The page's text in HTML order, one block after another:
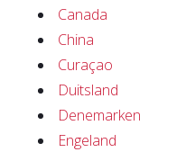
Canada
China
Curaçao
Duitsland
Denemarken
Engeland